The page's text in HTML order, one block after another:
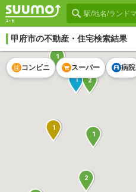
甲府市の不動産・住宅検索結果
1
4
1
2
1 2
1
コンビニ スーパー 病院